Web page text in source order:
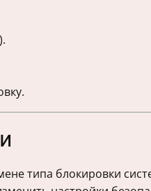
).
типа блокировки